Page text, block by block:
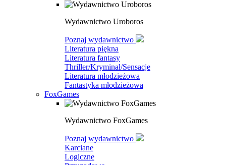
Wydawnictwo Uroboros
Poznaj wydawnictwo
Literatura piękna
Literatura fantasy
Thriller/Kryminał/Sensacje
Literatura młodzieżowa
Fantastyka młodzieżowa
FoxGames
Wydawnictwo FoxGames
Poznaj wydawnictwo
Karciane
Logiczne